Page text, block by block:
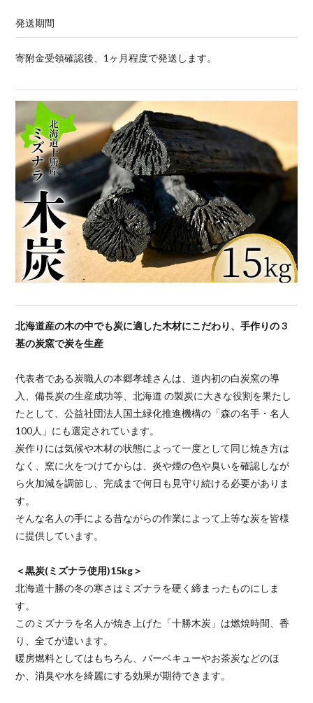
発送期間
寄附金受領確認後、1ヶ月程度で発送します。
北海道産の木の中でも炭に適した木材にこだわり、手作りの 3
基の炭窯で炭を生産
代表者である炭職人の本郷孝雄さんは、道内初の白炭窯の導
入、備長炭の生産成功等、北海道 の製炭に大きな役割を果たし
たとして、公益社団法人国土緑化推進機構の「森の名手・名人
100人」にも選定されています。
炭作りには気候や木材の状態によって一度として同じ焼き方は
なく、窯に火をつけてからは、炎や煙の色や臭いを確認しなが
ら火加減を調節し、完成まで何日も見守り続ける必要がありま
す。
そんな名人の手による昔ながらの作業によって上等な炭を皆様
に提供しています。
＜黒炭(ミズナラ使用)15kg＞
北海道十勝の冬の寒さはミズナラを硬く締まったものにしま
す。
このミズナラを名人が焼き上げた「十勝木炭」は燃焼時間、香
り、全てが違います。
暖房燃料としてはもちろん、バーベキューやお茶炭などのほ
か、消臭や水を綺麗にする効果が期待できます。